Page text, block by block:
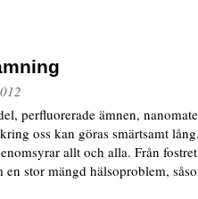
perfluorerade ämnen,
oss kan göras smärtsamt
allt och alla. Från
stor mängd hälsoproblem,